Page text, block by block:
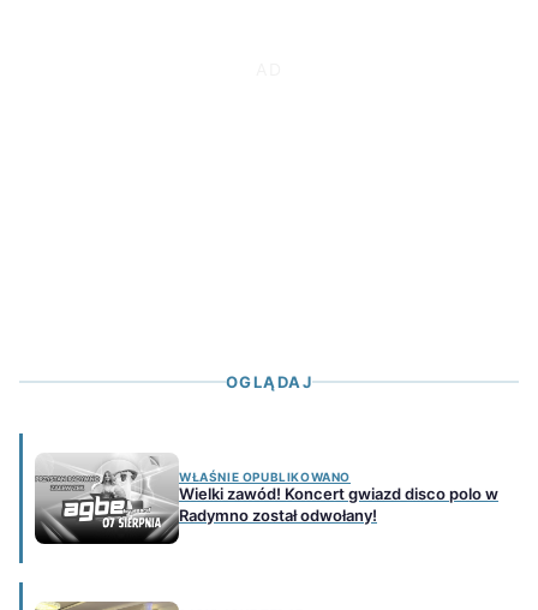
OGLĄDAJ
WŁAŚNIE OPUBLIKOWANO
Wielki zawód! Koncert gwiazd disco polo w
Radymno został odwołany!